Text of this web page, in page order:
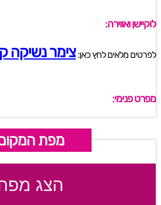
לוקיישן ואווירה:
לפרטים מלאים לחץ כאן:צימר נשיקה
מפרט פנימי:
מפת
הצג